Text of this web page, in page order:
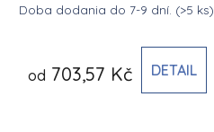
Doba dodania do 7-9 dní. (>5 ks)
od 703,57 Kč DETAIL